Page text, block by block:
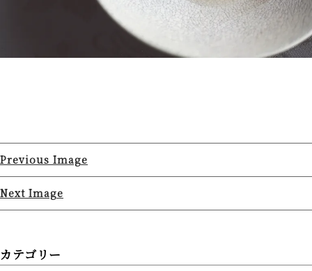
Previous Image
Next Image
カテゴリー